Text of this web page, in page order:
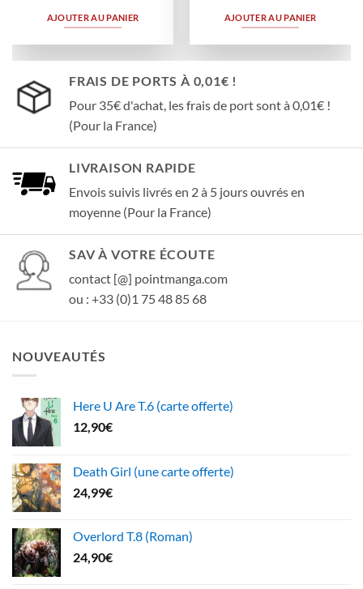
AJOUTER AU PANIER AJOUTER AU PANIER
FRAIS DE PORTS À 0,01€ !
Pour 35€ d'achat, les frais de port sont à 0,01€ !
(Pour la France)
LIVRAISON RAPIDE
Envois suivis livrés en 2 à 5 jours ouvrés en
moyenne (Pour la France)
SAV À VOTRE ÉCOUTE
contact [@] pointmanga.com
ou : +33 (0)1 75 48 85 68
NOUVEAUTÉS
Here U Are T.6 (carte offerte)
12,90€
Death Girl (une carte offerte)
24,99€
Overlord T.8 (Roman)
24,90€